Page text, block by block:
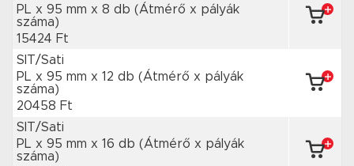
PL x 95 mm x 8 db (Átmérő x pályák
száma)
15424 Ft
SIT/Sati
PL x 95 mm x 12 db (Átmérő x pályák
száma)
20458 Ft
SIT/Sati
PL x 95 mm x 16 db (Átmérő x pályák
száma)